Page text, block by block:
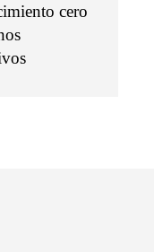
cero